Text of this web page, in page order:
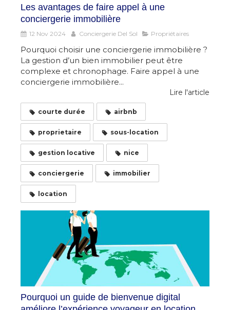
Les avantages de faire appel à une
conciergerie immobilière
12 Nov 2024 Conciergerie Del Sol Propriétaires
Pourquoi choisir une conciergerie immobilière ?
La gestion d’un bien immobilier peut être
complexe et chronophage. Faire appel à une
conciergerie immobilière...
Lire l'article
courte durée airbnb
proprietaire sous-location
gestion locative nice
conciergerie immobilier
location
Pourquoi un guide de bienvenue digital